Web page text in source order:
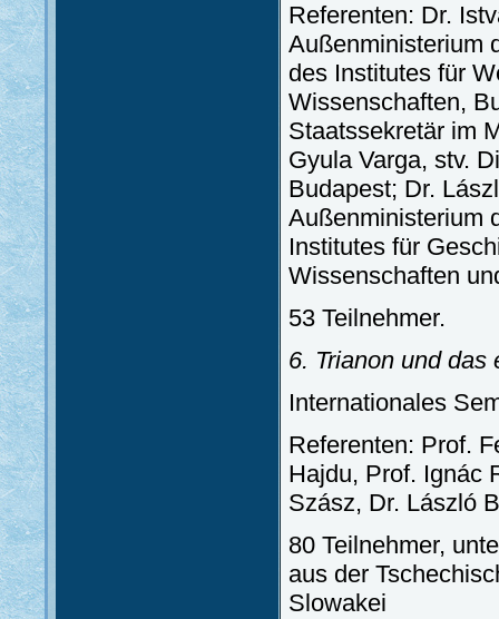
Referenten: Dr.
Außenministerium
des Institutes für
Wissenschaften,
Staatssekretär im
Gyula Varga, stv.
Budapest; Dr.
Außenministerium
Institutes für
Wissenschaften
53 Teilnehmer.
6. Trianon und das
Internationales
Referenten: Prof.
Hajdu, Prof. Ignác
Szász, Dr. László
80 Teilnehmer,
aus der
Slowakei